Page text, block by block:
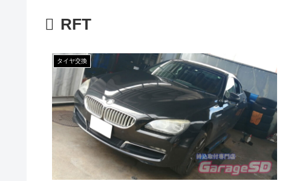
RFT
タイヤ交換